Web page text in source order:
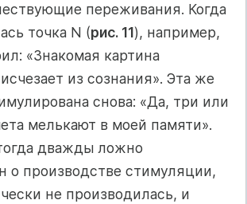
переживания. Когда
точка N (рис. 11), например,
«Знакомая картина
из сознания». Эта же
снова: «Да, три или
мелькают в моей памяти».
дважды ложно
о производстве стимуляции,
не производилась, и